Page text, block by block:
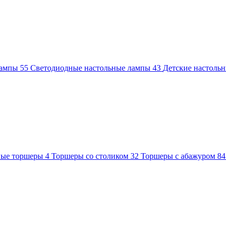
55 Светодиодные настольные лампы 43 Детские
торшеры 4 Торшеры со столиком 32 Торшеры с абажуром 84